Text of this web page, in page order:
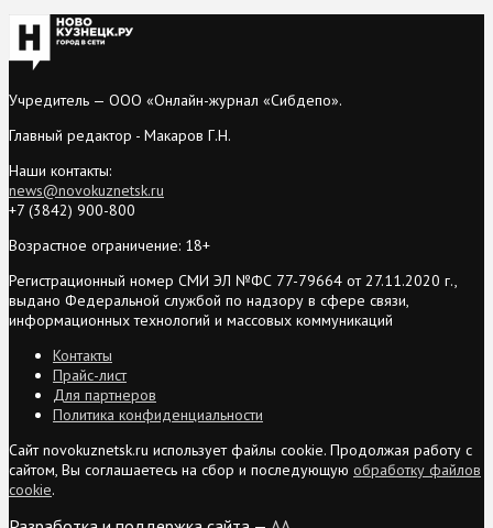
Учредитель — ООО «Онлайн-журнал «Сибдепо».
Главный редактор - Макаров Г.Н.
Наши контакты:
news@novokuznetsk.ru
+7 (3842) 900-800
Возрастное ограничение: 18+
Регистрационный номер СМИ ЭЛ №ФС 77-79664 от 27.11.2020 г.,
выдано Федеральной службой по надзору в сфере связи,
информационных технологий и массовых коммуникаций
Контакты
Прайс-лист
Для партнеров
Политика конфиденциальности
Сайт novokuznetsk.ru использует файлы cookie. Продолжая работу с
сайтом, Вы соглашаетесь на сбор и последующую обработку файлов
cookie.